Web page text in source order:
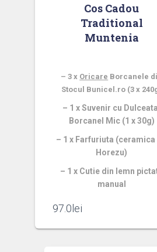
Cos Cadou
Traditional
Muntenia
– 3 x Oricare Borcanele
Stocul Bunicel.ro (3 x
– 1 x Suvenir cu
Borcanel Mic (1 x 30g)
– 1 x Farfuriuta (ceramica
Horezu)
– 1 x Cutie din lemn
manual
97.0 lei